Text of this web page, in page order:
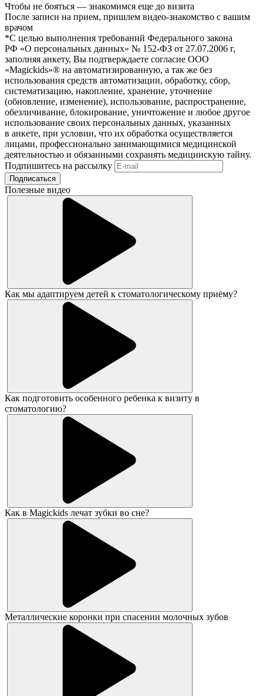
Чтобы не бояться — знакомимся еще до визита
После записи на прием, пришлем видео-знакомство с вашим
врачом
*С целью выполнения требований Федерального закона
РФ «О персональных данных» № 152-ФЗ от 27.07.2006 г,
заполняя анкету, Вы подтверждаете согласие ООО
«Magickids»® на автоматизированную, а так же без
использования средств автоматизации, обработку, сбор,
систематизацию, накопление, хранение, уточнение
(обновление, изменение), использование, распространение,
обезличивание, блокирование, уничтожение и любое другое
использование своих персональных данных, указанных
в анкете, при условии, что их обработка осуществляется
лицами, профессионально занимающимися медицинской
деятельностью и обязанными сохранять медицинскую тайну.
Подпишитесь на рассылку
Подписаться
Полезные видео
Как мы адаптируем детей к стоматологическому приёму?
Как подготовить особенного ребенка к визиту в
стоматологию?
Как в Magickids лечат зубки во сне?
Металлические коронки при спасении молочных зубов